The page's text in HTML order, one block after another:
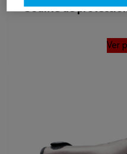
Guante de
Ver